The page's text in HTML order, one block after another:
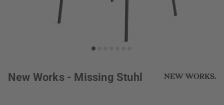
New Works - Missing Stuhl